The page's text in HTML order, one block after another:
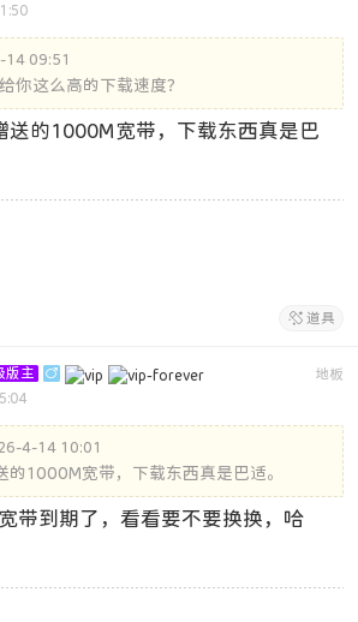
14 09:51
你这么高的下载速度？
送的1000M宽带，下载东西真是巴
 道具
地板
版主 
4-14 10:01
的1000M宽带，下载东西真是巴适。
带到期了，看看要不要换换，哈